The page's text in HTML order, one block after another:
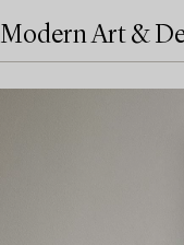
Modern Art &